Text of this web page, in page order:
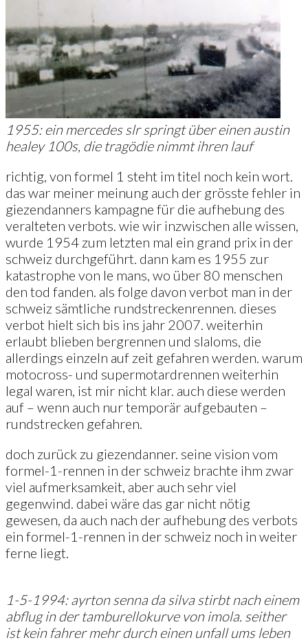
1955: ein mercedes slr springt über einen austin
healey 100s, die tragödie nimmt ihren lauf
richtig, von formel 1 steht im titel noch kein wort.
das war meiner meinung auch der grösste fehler in
giezendanners kampagne für die aufhebung des
veralteten verbots. wie wir inzwischen alle wissen,
wurde 1954 zum letzten mal ein grand prix in der
schweiz durchgeführt. dann kam es 1955 zur
katastrophe von le mans, wo über 80 menschen
den tod fanden. als folge davon verbot man in der
schweiz sämtliche rundstreckenrennen. dieses
verbot hielt sich bis ins jahr 2007. weiterhin
erlaubt blieben bergrennen und slaloms, die
allerdings einzeln auf zeit gefahren werden. warum
motocross- und supermotardrennen weiterhin
legal waren, ist mir nicht klar. auch diese werden
auf – wenn auch nur temporär aufgebauten –
rundstrecken gefahren.
doch zurück zu giezendanner. seine vision vom
formel-1-rennen in der schweiz brachte ihm zwar
viel aufmerksamkeit, aber auch sehr viel
gegenwind. dabei wäre das gar nicht nötig
gewesen, da auch nach der aufhebung des verbots
ein formel-1-rennen in der schweiz noch in weiter
ferne liegt.
1-5-1994: ayrton senna da silva stirbt nach einem
abflug in der tamburellokurve von imola. seither
ist kein fahrer mehr durch einen unfall ums leben